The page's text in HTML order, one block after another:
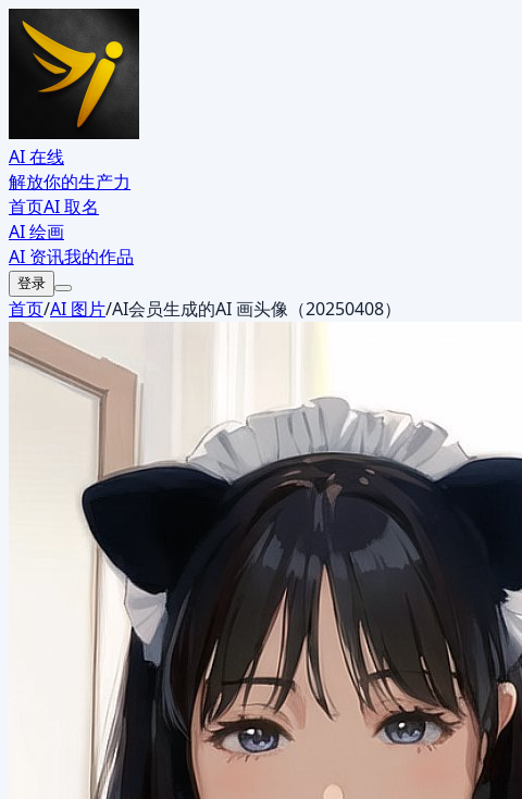
AI 在线
解放你的生产力
首页AI 取名
AI 绘画
AI 资讯我的作品
登录
首页/AI 图片/AI会员生成的AI 画头像（20250408）